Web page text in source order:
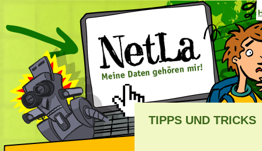
TIPPS UND TRICKS